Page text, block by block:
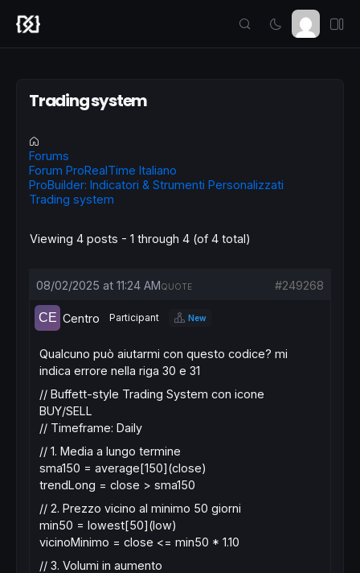
Trading system
Forums
Forum ProRealTime Italiano
ProBuilder: Indicatori & Strumenti Personalizzati
Trading system
Viewing 4 posts - 1 through 4 (of 4 total)
08/02/2025 at 11:24 AM #249268
QUOTE
Centro Participant New
Qualcuno può aiutarmi con questo codice? mi
indica errore nella riga 30 e 31
// Buffett-style Trading System con icone
BUY/SELL
// Timeframe: Daily
// 1. Media a lungo termine
sma150 = average[150](close)
trendLong = close > sma150
// 2. Prezzo vicino al minimo 50 giorni
min50 = lowest[50](low)
vicinoMinimo = close <= min50 * 1.10
// 3. Volumi in aumento